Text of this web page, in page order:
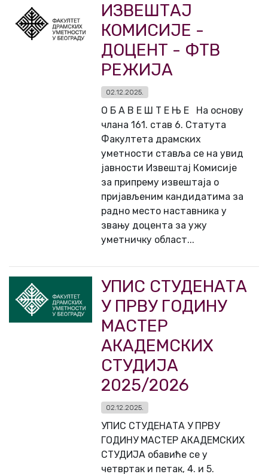
ИЗВЕШТАЈ
КОМИСИЈЕ -
ДОЦЕНТ - ФТВ
РЕЖИЈА
02.12.2025.
О Б А В Е Ш Т Е Њ Е На основу
члана 161. став 6. Статута
Факултета драмских
уметности ставља се на увид
јавности Извештај Комисије
за припрему извештаја о
пријављеним кандидатима за
радно место наставника у
звању доцента за ужу
уметничку област...
УПИС СТУДЕНАТА
У ПРВУ ГОДИНУ
МАСТЕР
АКАДЕМСКИХ
СТУДИЈА
2025/2026
02.12.2025.
УПИС СТУДЕНАТА У ПРВУ
ГОДИНУ МАСТЕР АКАДЕМСКИХ
СТУДИЈА обавиће се у
четвртак и петак, 4. и 5.